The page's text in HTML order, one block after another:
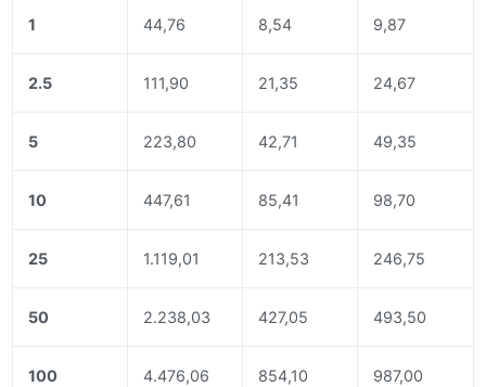
1 44,76 8,54 9,87
2.5 111,90 21,35 24,67
5 223,80 42,71 49,35
10 447,61 85,41 98,70
25 1.119,01 213,53 246,75
50 2.238,03 427,05 493,50
100 4.476,06 854,10 987,00